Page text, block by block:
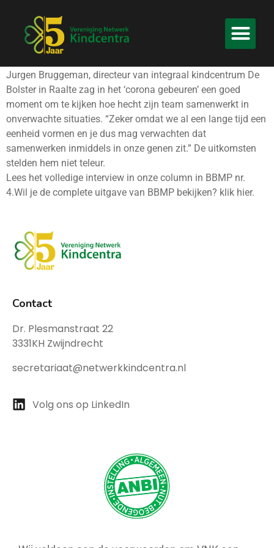
Jurgen Bruggeman, directeur van integraal kindcentrum De
Bolster in Raalte zag in het ‘corona gebeuren’ een goed
moment om te kijken hoe hecht zijn team samenwerkt in
onverwachte situaties. “Zeker omdat we al een lange tijd een
eenheid vormen en je dus mag verwachten dat
samenwerken inmiddels in onze genen zit.” De uitkomsten
stelden hem niet teleur.
Lees het volledige interview in onze column in BBMP nr.
4.Wil je de complete uitgave van BBMP bekijken? klik hier.
Contact
Dr. Plesmanstraat 22
3331KH Zwijndrecht
secretariaat@netwerkkindcentra.nl
Volg ons op LinkedIn